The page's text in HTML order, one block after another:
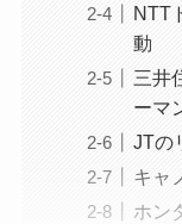
NTT
動
三井
ーマ
JTの
キャ
ホン